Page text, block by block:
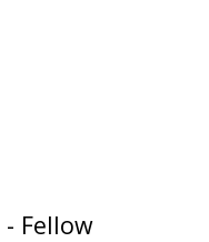
- Fellow